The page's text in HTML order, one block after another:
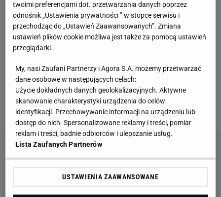
materiały prasowe
twoimi preferencjami dot. przetwarzania danych poprzez
odnośnik „Ustawienia prywatności ” w stopce serwisu i
przechodząc do „Ustawień Zaawansowanych”. Zmiana
ustawień plików cookie możliwa jest także za pomocą ustawień
przeglądarki.
My, nasi Zaufani Partnerzy i Agora S.A. możemy przetwarzać
dane osobowe w następujących celach:
Użycie dokładnych danych geolokalizacyjnych. Aktywne
skanowanie charakterystyki urządzenia do celów
identyfikacji. Przechowywanie informacji na urządzeniu lub
dostęp do nich. Spersonalizowane reklamy i treści, pomiar
reklam i treści, badnie odbiorców i ulepszanie usług.
Lista Zaufanych Partnerów
USTAWIENIA ZAAWANSOWANE